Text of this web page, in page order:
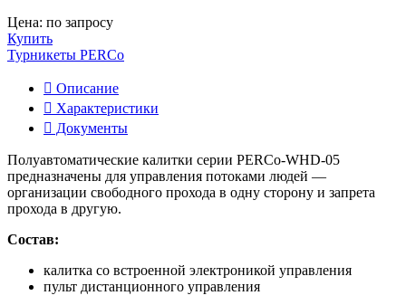
Цена: по запросу
Купить
Турникеты PERCo
Описание
Характеристики
Документы
Полуавтоматические калитки серии PERCo-WHD-05
предназначены для управления потоками людей —
организации свободного прохода в одну сторону и запрета
прохода в другую.
Состав:
калитка со встроенной электроникой управления
пульт дистанционного управления